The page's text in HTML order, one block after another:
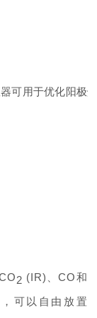
可用于优化阳极
2 (IR)、CO和
可以自由放置